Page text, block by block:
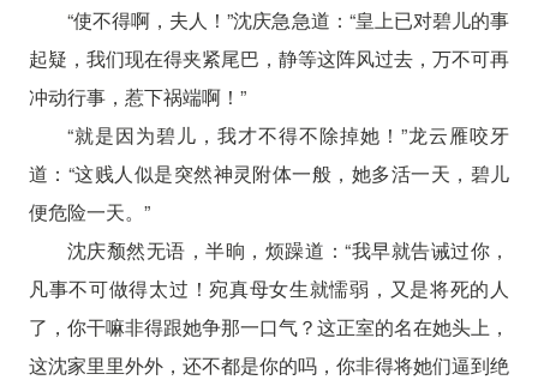
“使不得啊，夫人！”沈庆急急道：“皇上已对碧儿的事
起疑，我们现在得夹紧尾巴，静等这阵风过去，万不可再
冲动行事，惹下祸端啊！”
“就是因为碧儿，我才不得不除掉她！”龙云雁咬牙
道：“这贱人似是突然神灵附体一般，她多活一天，碧儿
便危险一天。”
沈庆颓然无语，半晌，烦躁道：“我早就告诫过你，
凡事不可做得太过！宛真母女生就懦弱，又是将死的人
了，你干嘛非得跟她争那一口气？这正室的名在她头上，
这沈家里里外外，还不都是你的吗，你非得将她们逼到绝